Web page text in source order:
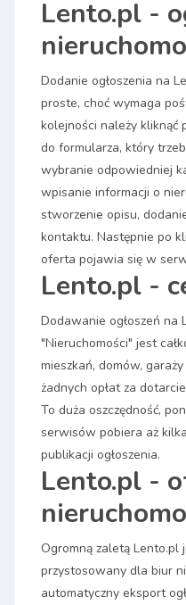
Lento.pl -
Dodanie ogłoszenia na
proste, choć wymaga
kolejności należy kliknąć
do formularza, który
wybranie odpowiedniej
wpisanie informacji o
stworzenie opisu,
kontaktu. Następnie po
oferta pojawia się w
Lento.pl -
Dodawanie ogłoszeń
"Nieruchomości" jest
mieszkań, domów,
żadnych opłat za
To duża oszczędność,
serwisów pobiera aż
publikacji ogłoszenia.
Lento.pl -
Ogromną zaletą Lento.pl
przystosowany dla biur
automatyczny eksport